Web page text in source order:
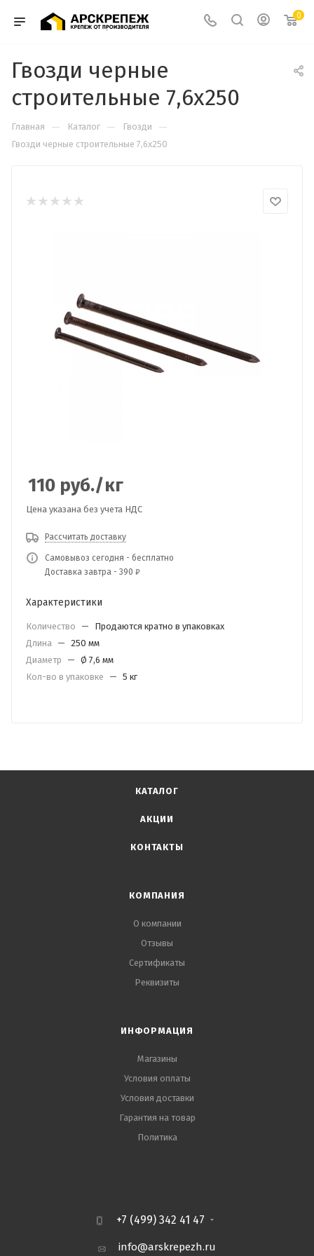
0
Гвозди черные
строительные 7,6х250
Главная — Каталог — Гвозди —
Гвозди черные строительные 7,6х250
110 руб./кг
Цена указана без учета НДС
Рассчитать доставку
Самовывоз сегодня - бесплатно
Доставка завтра - 390 ₽
Характеристики
Количество —
Продаются кратно в упаковках
Длина — 250 мм
Диаметр
— Ø 7,6 мм
Кол-во в упаковке
— 5 кг
КАТАЛОГ
АКЦИИ
КОНТАКТЫ
КОМПАНИЯ
О компании
Отзывы
Сертификаты
Реквизиты
ИНФОРМАЦИЯ
Магазины
Условия оплаты
Условия доставки
Гарантия на товар
Политика
+7 (499) 342 41 47
info@arskrepezh.ru